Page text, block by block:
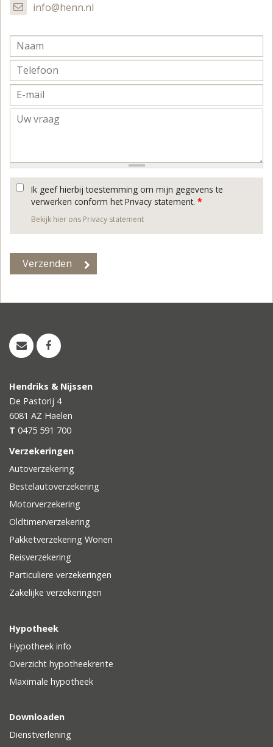
info@henn.nl
Ik geef hierbij toestemming om mijn gegevens te
verwerken conform het Privacy statement. *
Bekijk hier ons Privacy statement
Hendriks & Nijssen
De Pastorij 4
6081 AZ Haelen
T 0475 591 700
Verzekeringen
Autoverzekering
Bestelautoverzekering
Motorverzekering
Oldtimerverzekering
Pakketverzekering Wonen
Reisverzekering
Particuliere verzekeringen
Zakelijke verzekeringen
Hypotheek
Hypotheek info
Overzicht hypotheekrente
Maximale hypotheek
Downloaden
Dienstverlening